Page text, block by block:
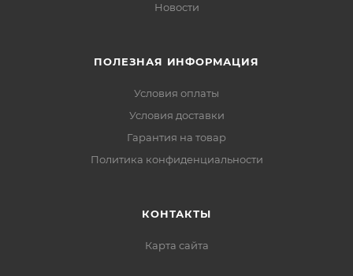
Новости
ПОЛЕЗНАЯ ИНФОРМАЦИЯ
Условия оплаты
Условия доставки
Гарантия на товар
Политика конфиденциальности
КОНТАКТЫ
Карта сайта